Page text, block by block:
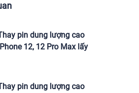
pin dung lượng cao
12, 12 Pro Max lấy
pin dung lượng cao